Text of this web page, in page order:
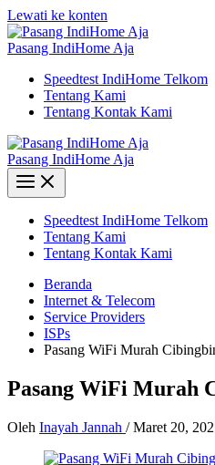
Lewati ke konten
Pasang IndiHome Aja
Speedtest IndiHome Telkom
Tentang Kami
Tentang Kontak Kami
Pasang IndiHome Aja
Speedtest IndiHome Telkom
Tentang Kami
Tentang Kontak Kami
Beranda
Internet & Telecom
Service Providers
ISPs
Pasang WiFi Murah
Pasang WiFi Murah
Oleh Inayah Jannah /Maret 20,